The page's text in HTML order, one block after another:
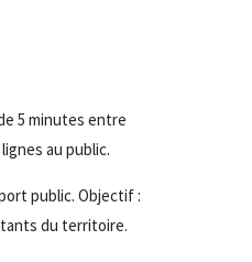
5 minutes entre
au public.
public. Objectif :
du territoire.